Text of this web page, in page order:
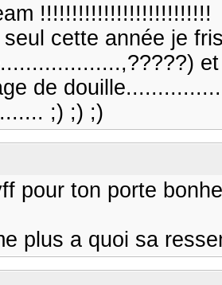
!!!!!!!!!!!!!!!!!!!!!!!!!!!
cette année je
de
;) ;) ;)
pour ton porte
plus a quoi sa